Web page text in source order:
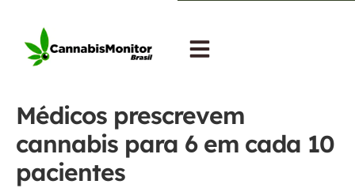
Médicos prescrevem
cannabis para 6 em cada 10
pacientes